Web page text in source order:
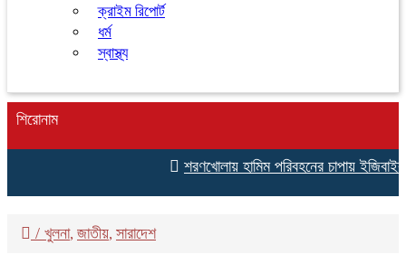
ক্রাইম রিপোর্ট
ধর্ম
স্বাস্থ্য
শিরোনাম
শরণখোলায় হামিম পরিবহনের চাপায়
/ খুলনা, জাতীয়, সারাদেশ